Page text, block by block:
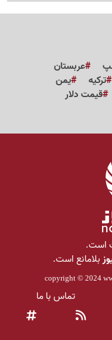
عربستان
ترکیه
یمن
قیمت دلار
است.
بلامانع است.
copyright © 2024
تماس با ما